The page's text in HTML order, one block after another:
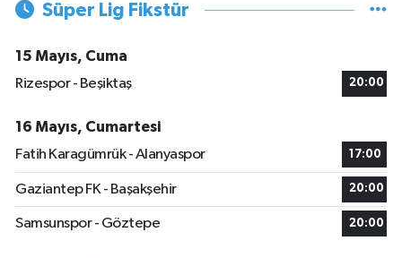
Süper Lig Fikstür
15 Mayıs, Cuma
Rizespor - Beşiktaş
20:00
16 Mayıs, Cumartesi
Fatih Karagümrük - Alanyaspor
17:00
Gaziantep FK - Başakşehir 20:00
Samsunspor - Göztepe 20:00